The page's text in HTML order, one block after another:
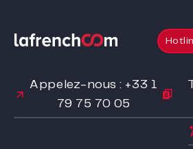
Appelez-nous : +33 1
79 75 70 05